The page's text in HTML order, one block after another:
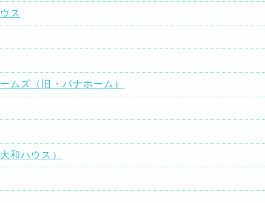
ス
ムズ（旧・パナホーム）
和ハウス）